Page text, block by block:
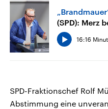
(SPD): Merz
16:16
SPD-Fraktionschef Rolf
Abstimmung eine